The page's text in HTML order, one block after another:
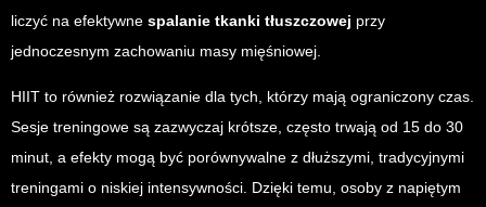
liczyć na efektywne spalanie tkanki tłuszczowej przy
jednoczesnym zachowaniu masy mięśniowej.
HIIT to również rozwiązanie dla tych, którzy mają ograniczony czas.
Sesje treningowe są zazwyczaj krótsze, często trwają od 15 do 30
minut, a efekty mogą być porównywalne z dłuższymi, tradycyjnymi
treningami o niskiej intensywności. Dzięki temu, osoby z napiętym